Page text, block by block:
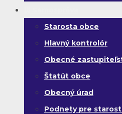
Starosta obce
Hlavný kontrolór
Obecné
Štatút obce
Obecný úrad
Podnety pre